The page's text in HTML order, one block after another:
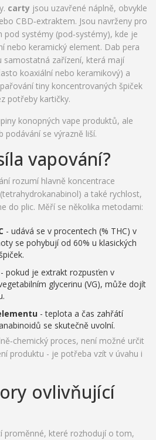
carty jsou uzavřené náplně, obvykle
CBD‑extraktem. Jsou navrženy pro
systémy (pod‑systémy), kde je
nebo keramický element. Dab pera
samostatná zařízení, která mají
koaxiální nebo keramikový) a
tiny koncentrovaných špiček
potřeby kartičky.
konopných vape produktů, ale
podávání se výrazně liší.
vapování?
rozumí hlavně koncentrace
a také rychlost,
do plic. Měří se několika metodami:
- udává se v procentech (% THC) v
se pohybují od 60% u klasických
- pokud je extrakt rozpusťen v
glycerinu (VG), může dojít
- teplota a čas zahřátí
se skutečně uvolní.
proces, není možné určit
produktu - je potřeba vzít v úvahu i
ovlivňující
proměnné, které rozhodují o tom,